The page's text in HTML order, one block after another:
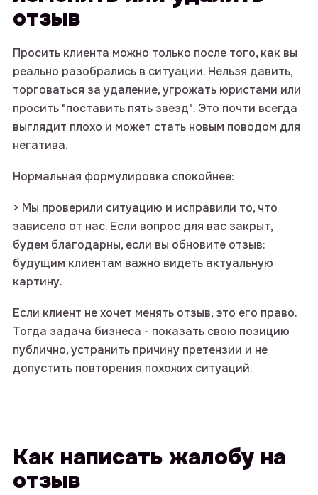
отзыв
Просить клиента можно только после того, как вы
реально разобрались в ситуации. Нельзя давить,
торговаться за удаление, угрожать юристами или
просить "поставить пять звезд". Это почти всегда
выглядит плохо и может стать новым поводом для
негатива.
Нормальная формулировка спокойнее:
> Мы проверили ситуацию и исправили то, что
зависело от нас. Если вопрос для вас закрыт,
будем благодарны, если вы обновите отзыв:
будущим клиентам важно видеть актуальную
картину.
Если клиент не хочет менять отзыв, это его право.
Тогда задача бизнеса - показать свою позицию
публично, устранить причину претензии и не
допустить повторения похожих ситуаций.
Как написать жалобу на
отзыв